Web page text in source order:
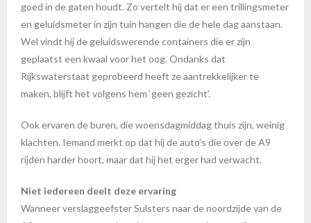
goed in de gaten houdt. Zo vertelt hij dat er een trillingsmeter
en geluidsmeter in zijn tuin hangen die de hele dag aanstaan.
Wel vindt hij de geluidswerende containers die er zijn
geplaatst een kwaal voor het oog. Ondanks dat
Rijkswaterstaat geprobeerd heeft ze aantrekkelijker te
maken, blijft het volgens hem ‘geen gezicht’.
Ook ervaren de buren, die woensdagmiddag thuis zijn, weinig
klachten. Iemand merkt op dat hij de auto’s die over de A9
rijden harder hoort, maar dat hij het erger had verwacht.
Niet iedereen deelt deze ervaring
Wanneer verslaggeefster Sulsters naar de noordzijde van de